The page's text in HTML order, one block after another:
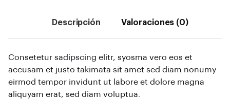
Descripción Valoraciones (0)
Consetetur sadipscing elitr, syosma vero eos et
accusam et justo takimata sit amet sed diam nonumy
eirmod tempor invidunt ut labore et dolore magna
aliquyam erat, sed diam voluptua.